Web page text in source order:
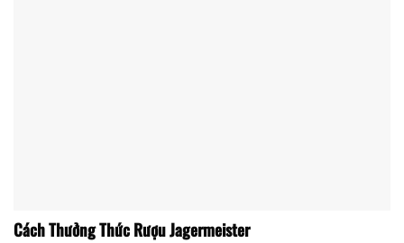
Cách Thưởng Thức Rượu Jagermeister